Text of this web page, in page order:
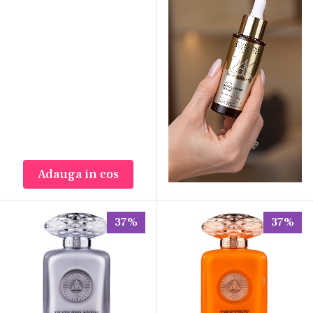
În ofertă se regăsesc branduri specializate pe
acest segment, precum Lattafa, Paris Corner,
Maison Alhambra, Ard Al Zaafaran, Zimaya,
Afnan, Armaf, Emir, Emper, Gulf Orchid, Maison
Asrar, Marhaba, Yalla, AL HARAMAIN sau Ether,
alături de linia proprie LABOR8 și de o gamă
semnată Catalin Botezatu. Multe dintre aceste
case de parfumuri sunt cunoscute pentru
interpretări proprii ale unor structuri olfactive
de parfumeria de nișă sau de lux clasică.
Tipuri de parfumuri, în funcție de
concentrație și formă
Concentrația de ulei parfumat dintr-un flacon
Adauga in cos
37% 37%